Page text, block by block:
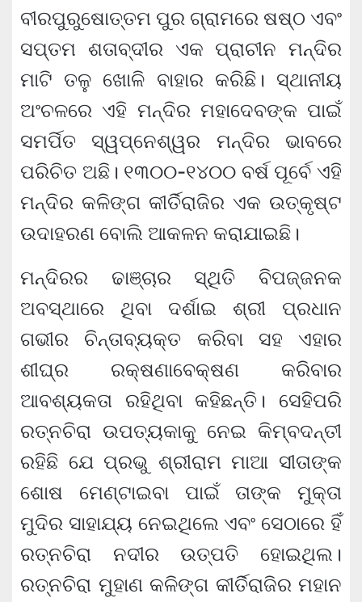
ବୀରପୁରୁଷୋତ୍ତମ ପୁର ଗ୍ରାମରେ ଷଷ୍ଠ ଏବଂ
ସପ୍ତମ ଶତାବ୍ଦୀର ଏକ ପ୍ରାଚୀନ ମନ୍ଦିର
ମାଟି ତଳୁ ଖୋଳି ବାହାର କରିଛି। ସ୍ଥାନୀୟ
ଅଂଚଳରେ ଏହି ମନ୍ଦିର ମହାଦେବଙ୍କ ପାଇଁ
ସମର୍ପିତ ସ୍ୱପ୍ନେଶ୍ୱର ମନ୍ଦିର ଭାବରେ
ପରିଚିତ ଅଛି। ୧୩୦୦-୧୪୦୦ ବର୍ଷ ପୂର୍ବେ ଏହି
ମନ୍ଦିର କଳିଙ୍ଗ କୀର୍ତିରାଜିର ଏକ ଉତ୍କୃଷ୍ଟ
ଉଦାହରଣ ବୋଲି ଆକଳନ କରାଯାଇଛି।
ମନ୍ଦିରର ଢାଞ୍ଚାର ସ୍ଥିତି ବିପଜ୍ଜନକ
ଅବସ୍ଥାରେ ଥିବା ଦର୍ଶାଇ ଶ୍ରୀ ପ୍ରଧାନ
ଗଭୀର ଚିନ୍ତାବ୍ୟକ୍ତ କରିବା ସହ ଏହାର
ଶୀଘ୍ର ରକ୍ଷଣାବେକ୍ଷଣ କରିବାର
ଆବଶ୍ୟକତା ରହିଥିବା କହିଛନ୍ତି। ସେହିପରି
ରତ୍ନଚିରା ଉପତ୍ୟକାକୁ ନେଇ କିମ୍ବଦନ୍ତୀ
ରହିଛି ଯେ ପ୍ରଭୁ ଶ୍ରୀରାମ ମାଆ ସୀତାଙ୍କ
ଶୋଷ ମେଣ୍ଟାଇବା ପାଇଁ ତାଙ୍କ ମୁକ୍ତା
ମୁଦିର ସାହାଯ୍ୟ ନେଇଥିଲେ ଏବଂ ସେଠାରେ ହିଁ
ରତ୍ନଚିରା ନଦୀର ଉତ୍ପତି ହୋଇଥିଲ।
ରତ୍ନଚିରା ମୁହାଣ କଳିଙ୍ଗ କୀର୍ତିରାଜିର ମହାନ